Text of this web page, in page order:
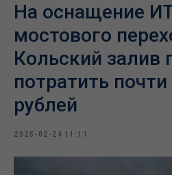
На оснащение
мостового
Кольский залив
потратить
рублей
2025-02-24 11:11